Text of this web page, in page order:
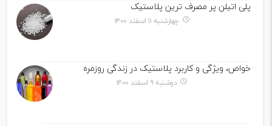
پلی اتیلن پر مصرف ترین پلاستیک
چهارشنبه ۱۱ اسفند ۱۴۰۰
خواص، ویژگی و کاربرد پلاستیک در زندگی روزمره
دوشنبه ۹ اسفند ۱۴۰۰